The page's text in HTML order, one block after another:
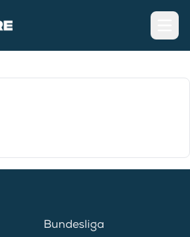
Bundesliga